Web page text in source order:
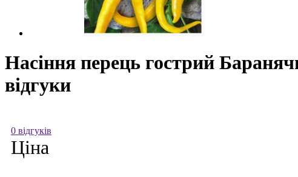
Насіння перець гострий
відгуки
0 відгуків
Ціна